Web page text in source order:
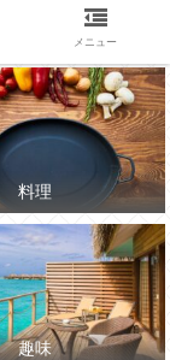
～
料理
趣味
メニュー